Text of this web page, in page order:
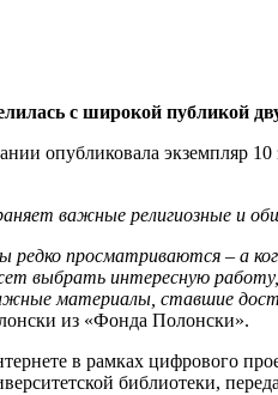
с широкой публикой
опубликовала экземпляр
важные религиозные и
редко просматриваются – а
выбрать интересную
материалы, ставшие
из «Фонда Полонски».
в рамках цифрового
библиотеки,